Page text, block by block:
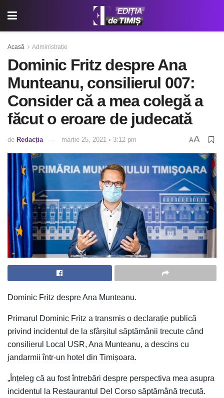
Acasă Administrație
Dominic Fritz despre Ana
Munteanu, consilierul 007:
Consider că a mea colegă a
făcut o eroare de judecată
de Redacția martie 25, 2021 ◦ 3:12 pm AA
Dominic Fritz despre Ana Munteanu.
Primarul Dominic Fritz a transmis o declarație publică
privind incidentul de la sfârșitul săptămânii trecute când
consilierul Local USR, Ana Munteanu, a descins cu
jandarmii într-un hotel din Timișoara.
„Înțeleg că au fost întrebări despre perspectiva mea asupra
incidentul la Restaurantul Del Corso săptămână trecută.